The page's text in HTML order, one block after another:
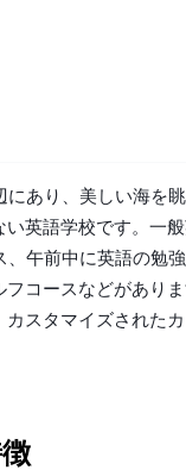
にあり、美しい海を
い英語学校です。一
、午前中に英語の勉
コースなどがあり
カスタマイズされた